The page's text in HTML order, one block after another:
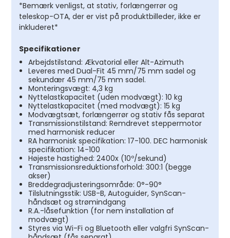
*Bemærk venligst, at stativ, forlængerrør og
teleskop-OTA, der er vist på produktbilleder, ikke er
inkluderet*
Specifikationer
Arbejdstilstand: Ækvatorial eller Alt-Azimuth
Leveres med Dual-Fit 45 mm/75 mm sadel og
sekundær 45 mm/75 mm sadel.
Monteringsvægt: 4,3 kg
Nyttelastkapacitet (uden modvægt): 10 kg
Nyttelastkapacitet (med modvægt): 15 kg
Modvægtsæt, forlængerrør og stativ fås separat
Transmissionstilstand: Remdrevet steppermotor
med harmonisk reducer
RA harmonisk specifikation: 17-100. DEC harmonisk
specifikation: 14-100
Højeste hastighed: 2400x (10º/sekund)
Transmissionsreduktionsforhold: 300:1 (begge
akser)
Breddegradjusteringsområde: 0°-90°
Tilslutningsstik: USB-B, Autoguider, SynScan-
håndsæt og strømindgang
R.A.-låsefunktion (for nem installation af
modvægt)
Styres via Wi-Fi og Bluetooth eller valgfri SynScan-